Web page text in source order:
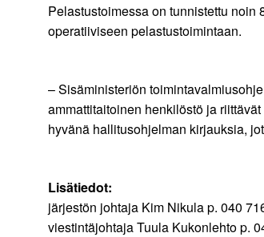
Pelastustoimessa on tunnistettu
operatiiviseen pelastustoimintaan.
– Sisäministeriön
ammattitaitoinen henkilöstö ja
hyvänä hallitusohjelman kirjauksia,
Lisätiedot:
järjestön johtaja Kim Nikula p. 040
viestintäjohtaja Tuula Kukonlehto p.